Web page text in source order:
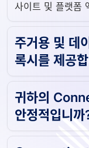
사이트 및 플랫폼
주거용 및 데
록시를 제공
귀하의
안정적입니까